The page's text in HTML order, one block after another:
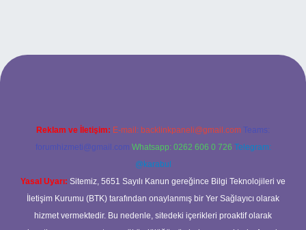
Reklam ve İletişim: E-mail: backlinkpaneli@gmail.com Teams:
forumhizmeti@gmail.com Whatsapp: 0262 606 0 726 Telegram:
@karabul
Yasal Uyarı: Sitemiz, 5651 Sayılı Kanun gereğince Bilgi Teknolojileri ve
İletişim Kurumu (BTK) tarafından onaylanmış bir Yer Sağlayıcı olarak
hizmet vermektedir. Bu nedenle, sitedeki içerikleri proaktif olarak